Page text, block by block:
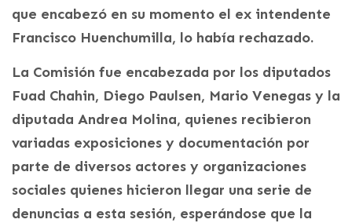
que encabezó en su momento el ex intendente
Francisco Huenchumilla, lo había rechazado.
La Comisión fue encabezada por los diputados
Fuad Chahin, Diego Paulsen, Mario Venegas y la
diputada Andrea Molina, quienes recibieron
variadas exposiciones y documentación por
parte de diversos actores y organizaciones
sociales quienes hicieron llegar una serie de
denuncias a esta sesión, esperándose que la